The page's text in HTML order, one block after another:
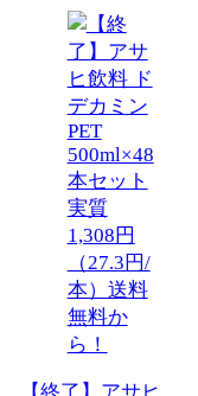
【終了】アサヒ